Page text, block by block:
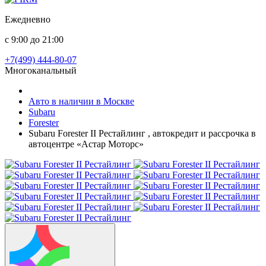
Ежедневно
с 9:00 до 21:00
+7(499) 444-80-07
Многоканальный
Авто в наличии в Москве
Subaru
Forester
Subaru Forester II Рестайлинг , автокредит и рассрочка в
автоцентре «Астар Моторс»